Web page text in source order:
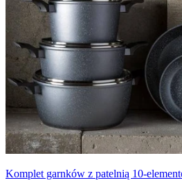
Komplet garnków z patelnią 10-